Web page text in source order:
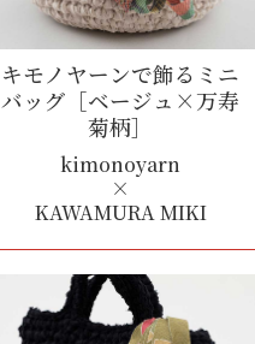
キモノヤーンで飾るミニ
バッグ ［ベージュ×万寿
菊柄］
kimonoyarn
×
KAWAMURA MIKI